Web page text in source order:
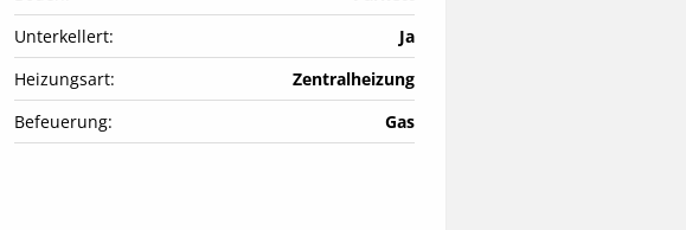
Unterkellert:
Ja
Heizungsart:
Zentralheizung
Befeuerung:
Gas